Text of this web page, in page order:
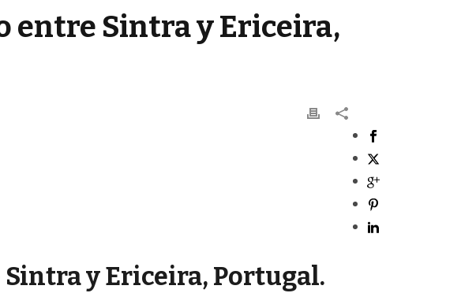
entre Sintra y Ericeira,
y Ericeira, Portugal.